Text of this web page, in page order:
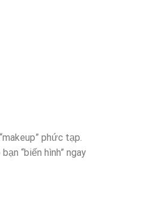
phức tạp.
“biến hình” ngay